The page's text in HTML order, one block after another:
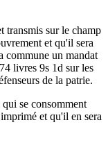
transmis sur le champ
et qu'il sera
commune un mandat
livres 9s 1d sur les
de la patrie.
se consomment
et qu'il en sera